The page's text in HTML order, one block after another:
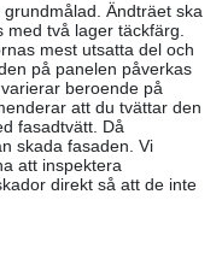
Ändträet ska
två lager täckfärg.
mest utsatta del och
på panelen påverkas
beroende på
att du tvättar den
fasadtvätt. Då
skada fasaden. Vi
att inspektera
direkt så att de inte